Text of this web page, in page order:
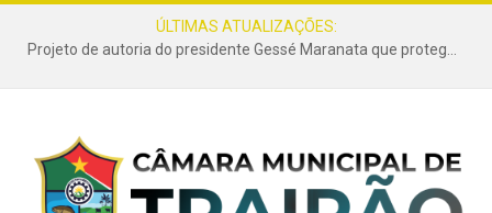
ÚLTIMAS ATUALIZAÇÕES:
Projeto de autoria do presidente Gessé Maranata que protege as estradas vicinais de Trairão é transformado em lei